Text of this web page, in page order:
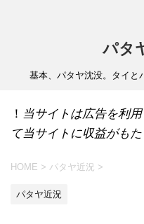
パタ
基本、パタヤ沈没。タイと
！ 当サイトは広告を利
て当サイトに収益がも
HOME > パタヤ近況 >
パタヤ近況